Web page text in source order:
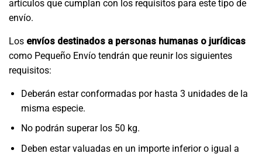
artículos que cumplan con los requisitos para este tipo de
envío.
Los envíos destinados a personas humanas o jurídicas
como Pequeño Envío tendrán que reunir los siguientes
requisitos:
Deberán estar conformadas por hasta 3 unidades de la
misma especie.
No podrán superar los 50 kg.
Deben estar valuadas en un importe inferior o igual a